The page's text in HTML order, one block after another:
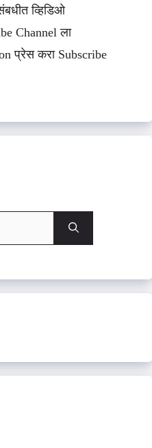
व्हिडिओ
Channel ला
प्रेस करा Subscribe